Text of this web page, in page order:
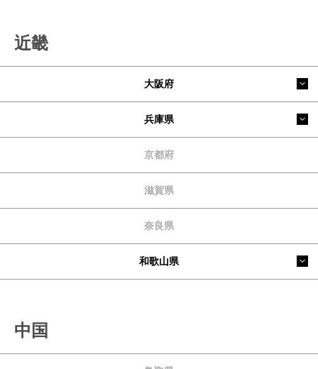
近畿
大阪府
兵庫県
京都府
滋賀県
奈良県
和歌山県
中国